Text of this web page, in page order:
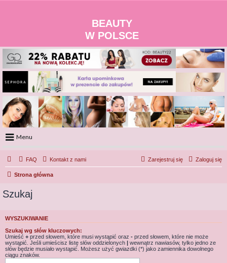
BEAUTY
W POLSCE
Menu
Facebook
Regulamin
Kontakt
FAQ Kontakt z nami Zaloguj się
Zarejestruj się
Strona główna
Szukaj
WYSZUKIWANIE
Szukaj wg słów kluczowych:
Umieść + przed słowem, które musi wystąpić oraz - przed słowem, które nie może
wystąpić. Jeśli umieścisz listę słów oddzielonych | wewnątrz nawiasów, tylko jedno ze
słów będzie musiało wystąpić. Możesz użyć gwiazdki (*) jako zamiennika dowolnego
ciągu znaków.